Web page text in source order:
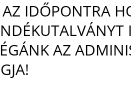
AZ IDŐPONTRA
AZ